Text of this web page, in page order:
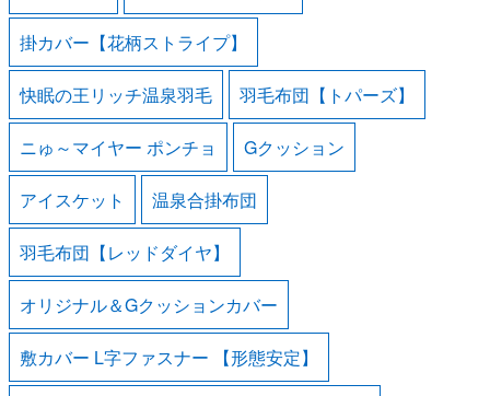
掛カバー【花柄ストライプ】
快眠の王リッチ温泉羽毛 羽毛布団【トパーズ】
ニゅ～マイヤー ポンチョ Gクッション
アイスケット 温泉合掛布団
羽毛布団【レッドダイヤ】
オリジナル＆Gクッションカバー
敷カバー L字ファスナー 【形態安定】